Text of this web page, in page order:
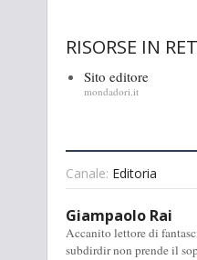
RISORSE IN
Sito editore
mondadori.it
Canale: Editoria
Giampaolo Rai
Accanito lettore di
subdirdir non prende il